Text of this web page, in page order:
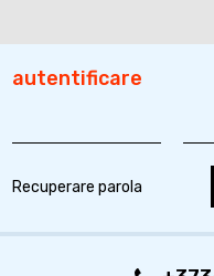
autentificare
Recuperare parola